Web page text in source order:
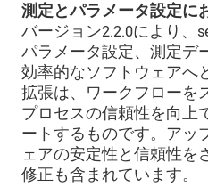
測定とパラメータ設定に
バージョン2.2.0により、
パラメータ設定、測定デ
効率的なソフトウェアへ
拡張は、ワークフローを
プロセスの信頼性を向上
ートするものです。アッ
ェアの安定性と信頼性を
修正も含まれています。